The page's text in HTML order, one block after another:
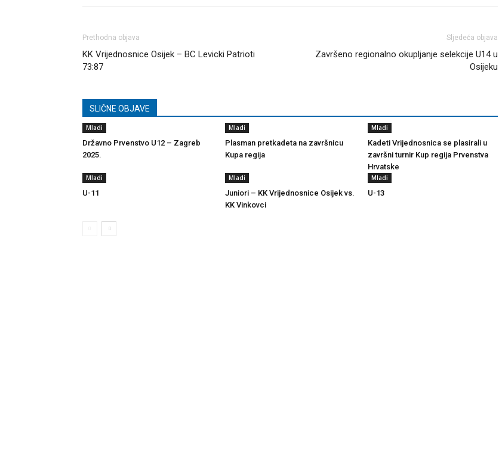
Prethodna objava
KK Vrijednosnice Osijek – BC Levicki Patrioti
73:87
Sljedeća objava
Završeno regionalno okupljanje selekcije U14 u
Osijeku
SLIČNE OBJAVE
Mladi
Državno Prvenstvo U12 – Zagreb
2025.
Mladi
Plasman pretkadeta na završnicu
Kupa regija
Mladi
Kadeti Vrijednosnica se plasirali u
završni turnir Kup regija Prvenstva
Hrvatske
Mladi
U-11
Mladi
Juniori – KK Vrijednosnice Osijek vs.
KK Vinkovci
Mladi
U-13